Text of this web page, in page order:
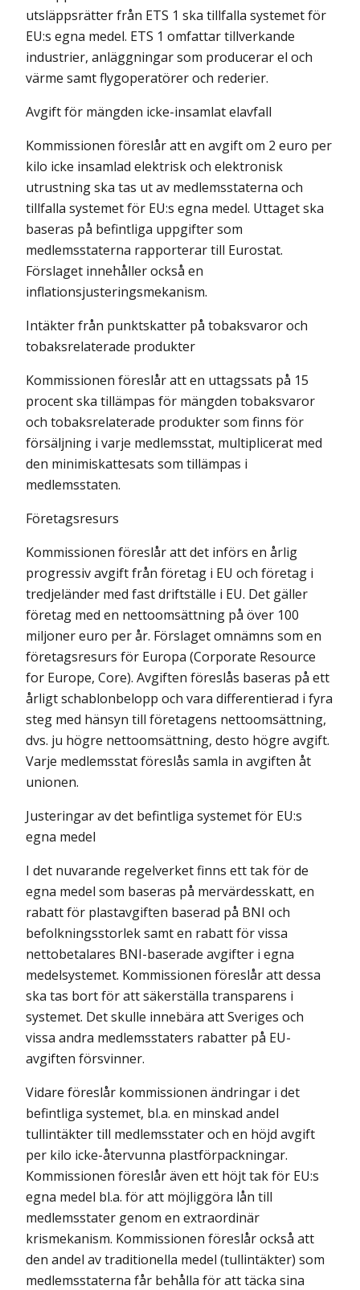
utsläppsrätter från ETS 1 ska tillfalla systemet för
EU:s egna medel. ETS 1 omfattar tillverkande
industrier, anläggningar som producerar el och
värme samt flygoperatörer och rederier.
Avgift för mängden icke-insamlat elavfall
Kommissionen föreslår att en avgift om 2 euro per
kilo icke insamlad elektrisk och elektronisk
utrustning ska tas ut av medlemsstaterna och
tillfalla systemet för EU:s egna medel. Uttaget ska
baseras på befintliga uppgifter som
medlemsstaterna rapporterar till Eurostat.
Förslaget innehåller också en
inflationsjusteringsmekanism.
Intäkter från punktskatter på tobaksvaror och
tobaksrelaterade produkter
Kommissionen föreslår att en uttagssats på 15
procent ska tillämpas för mängden tobaksvaror
och tobaksrelaterade produkter som finns för
försäljning i varje medlemsstat, multiplicerat med
den minimiskattesats som tillämpas i
medlemsstaten.
Företagsresurs
Kommissionen föreslår att det införs en årlig
progressiv avgift från företag i EU och företag i
tredjeländer med fast driftställe i EU. Det gäller
företag med en nettoomsättning på över 100
miljoner euro per år. Förslaget omnämns som en
företagsresurs för Europa (Corporate Resource
for Europe, Core). Avgiften föreslås baseras på ett
årligt schablonbelopp och vara differentierad i fyra
steg med hänsyn till företagens nettoomsättning,
dvs. ju högre nettoomsättning, desto högre avgift.
Varje medlemsstat föreslås samla in avgiften åt
unionen.
Justeringar av det befintliga systemet för EU:s
egna medel
I det nuvarande regelverket finns ett tak för de
egna medel som baseras på mervärdesskatt, en
rabatt för plastavgiften baserad på BNI och
befolknings­storlek samt en rabatt för vissa
nettobetalares BNI-baserade avgifter i egna
medelsystemet. Kommissionen föreslår att dessa
ska tas bort för att säkerställa transparens i
systemet. Det skulle innebära att Sveriges och
vissa andra medlemsstaters rabatter på EU-
avgiften försvinner.
Vidare föreslår kommissionen ändringar i det
befintliga systemet, bl.a. en minskad andel
tullintäkter till medlemsstater och en höjd avgift
per kilo icke-återvunna plastförpackningar.
Kommissionen föreslår även ett höjt tak för EU:s
egna medel bl.a. för att möjliggöra lån till
medlemsstater genom en extraordinär
krismekanism. Kommissionen föreslår också att
den andel av traditionella medel (tullintäkter) som
medlemsstaterna får behålla för att täcka sina